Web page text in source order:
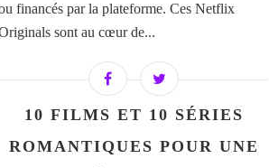
financés par la plateforme. Ces Netflix
sont au cœur de...
10 FILMS ET 10 SÉRIES
ROMANTIQUES POUR UNE